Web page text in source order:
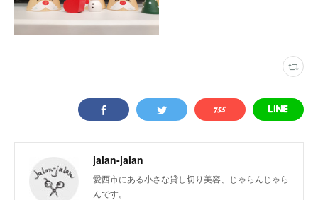
jalan-jalan
愛西市にある小さな貸し切り美容、じゃらんじゃら
んです。